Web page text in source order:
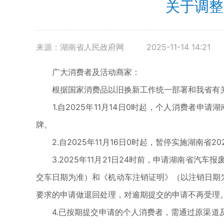
关于调
来源：湖南省人民政府网 2025-11-14 14:21
广大消费者及活动商家：
根据国家消费品以旧换新工作统一部署和我省有
1.自2025年11月14日0时起，个人消费者申请湖
牌。
2.自2025年11月16日0时起，暂停实施湖南省
3.2025年11月21日24时前，申请湖南省汽车报废
交车日期为准）和《机动车注销证明》（以注销日
要求的申请做退回处理，对逾期提交的申请不再受理
4.已按期提交申请的个人消费者，需通过原渠道